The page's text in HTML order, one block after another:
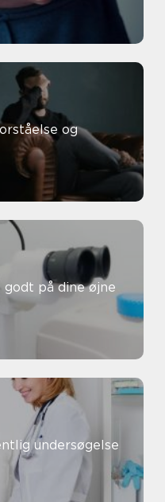
og
godt på dine øjne
undersøgelse